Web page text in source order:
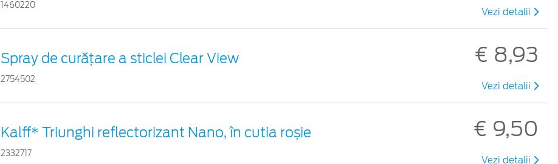
1460220
Vezi detalii
Spray de curățare a sticlei Clear View
2754502
€ 8,93
Vezi detalii
Kalff* Triunghi reflectorizant Nano, în cutia roșie
2332717
€ 9,50
Vezi detalii